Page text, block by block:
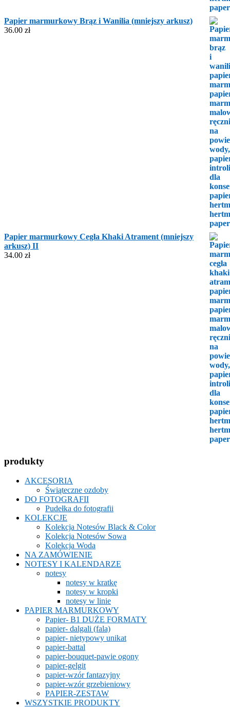
Papier marmurkowy Brąz i Wanilia (mniejszy arkusz)
36.00 zł
Papier marmurkowy Cegła Khaki Atrament (mniejszy
arkusz) II
34.00 zł
produkty
AKCESORIA
Świąteczne ozdoby
DO FOTOGRAFII
Pudełka do fotografii
KOLEKCJE
Kolekcja Notesów Black & Color
Kolekcja Notesów Sowa
Kolekcja Woda
NA ZAMÓWIENIE
NOTESY I KALENDARZE
notesy
notesy w kratkę
notesy w kropki
notesy w linie
PAPIER MARMURKOWY
Papier- B1 DUŻE FORMATY
papier- dalgali (fala)
papier- nietypowy unikat
papier-battal
papier-bouquet-pawie ogony
papier-gelgit
papier-wzór fantazyjny
papier-wzór grzebieniowy
PAPIER-ZESTAW
WSZYSTKIE PRODUKTY